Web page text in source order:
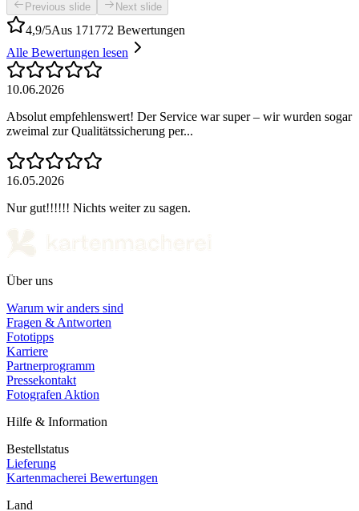
Previous slide Next slide
4,9/5Aus 171772 Bewertungen
Alle Bewertungen lesen
10.06.2026
Absolut empfehlenswert! Der Service war super – wir wurden sogar
zweimal zur Qualitätssicherung per...
16.05.2026
Nur gut!!!!!! Nichts weiter zu sagen.
Über uns
Warum wir anders sind
Fragen & Antworten
Fototipps
Karriere
Partnerprogramm
Pressekontakt
Fotografen Aktion
Hilfe & Information
Bestellstatus
Lieferung
Kartenmacherei Bewertungen
Land